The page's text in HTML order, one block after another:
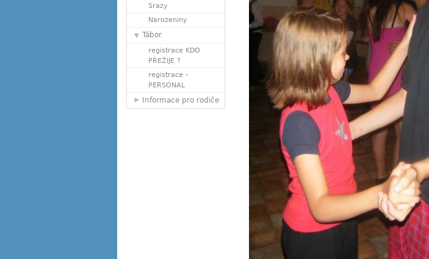
Srazy
Narozeniny
Tábor
registrace KDO
PŘEŽIJE ?
registrace -
PERSONAL
Informace pro rodiče